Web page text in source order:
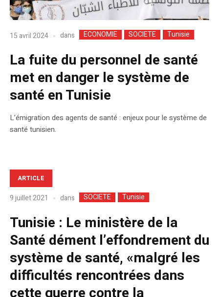
15 avril 2024 dans ECONOMIE SOCIETE Tunisie
La fuite du personnel de santé
met en danger le système de
santé en Tunisie
L’émigration des agents de santé : enjeux pour le système de
santé tunisien.
ARTICLE
9 juillet 2021 dans SOCIETE Tunisie
Tunisie : Le ministère de la
Santé dément l’effondrement du
système de santé, «malgré les
difficultés rencontrées dans